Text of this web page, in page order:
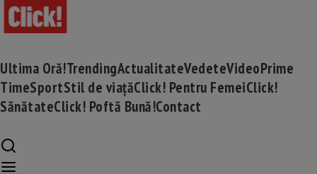
Ultima Oră!TrendingActualitateVedeteVideoPrime
TimeSportStil de viațăClick! Pentru FemeiClick!
SănătateClick! Poftă Bună!Contact